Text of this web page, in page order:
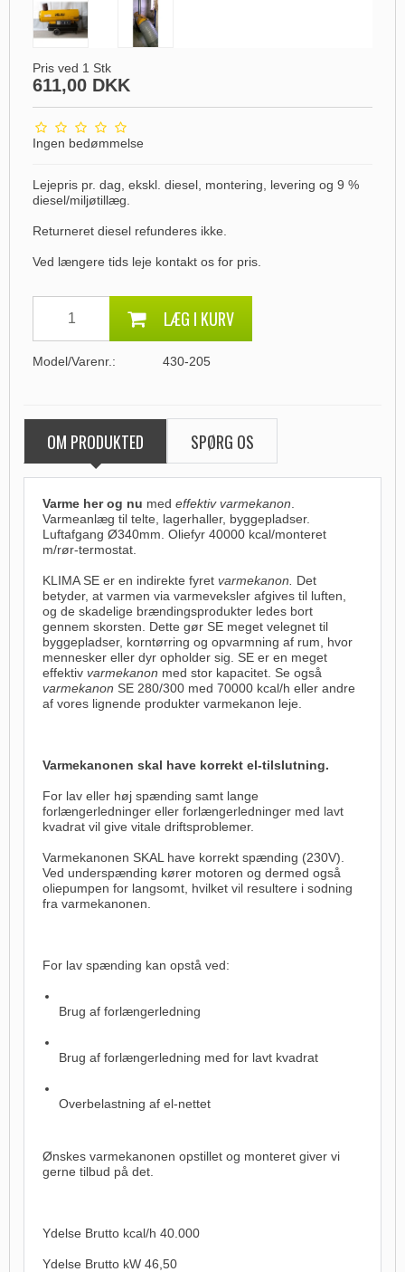
Pris ved 1 Stk
611,00 DKK
Ingen bedømmelse
Lejepris pr. dag, ekskl. diesel, montering, levering og 9 %
diesel/miljøtillæg.
Returneret diesel refunderes ikke.
Ved længere tids leje kontakt os for pris.
LÆG I KURV
Model/Varenr.: 430-205
OM PRODUKTED SPØRG OS
Varme her og nu med effektiv varmekanon.
Varmeanlæg til telte, lagerhaller, byggepladser.
Luftafgang Ø340mm. Oliefyr 40000 kcal/monteret
m/rør-termostat.
KLIMA SE er en indirekte fyret varmekanon. Det
betyder, at varmen via varmeveksler afgives til luften,
og de skadelige brændingsprodukter ledes bort
gennem skorsten. Dette gør SE meget velegnet til
byggepladser, korntørring og opvarmning af rum, hvor
mennesker eller dyr opholder sig. SE er en meget
effektiv varmekanon med stor kapacitet. Se også
varmekanon SE 280/300 med 70000 kcal/h eller andre
af vores lignende produkter varmekanon leje.
Varmekanonen skal have korrekt el-tilslutning.
For lav eller høj spænding samt lange
forlængerledninger eller forlængerledninger med lavt
kvadrat vil give vitale driftsproblemer.
Varmekanonen SKAL have korrekt spænding (230V).
Ved underspænding kører motoren og dermed også
oliepumpen for langsomt, hvilket vil resultere i sodning
fra varmekanonen.
For lav spænding kan opstå ved:
Brug af forlængerledning
Brug af forlængerledning med for lavt kvadrat
Overbelastning af el-nettet
Ønskes varmekanonen opstillet og monteret giver vi
gerne tilbud på det.
Ydelse Brutto kcal/h 40.000
Ydelse Brutto kW 46,50